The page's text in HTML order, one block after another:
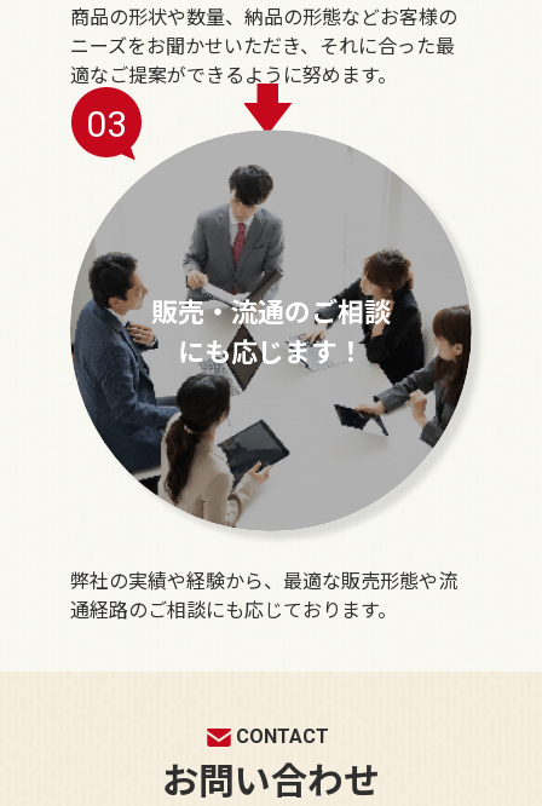
商品の形状や数量、納品の形態などお客様の
ニーズをお聞かせいただき、それに合った最
適なご提案ができるように努めます。
03
販売・流通のご相談
にも応じます！
弊社の実績や経験から、最適な販売形態や流
通経路のご相談にも応じております。
CONTACT
お問い合わせ